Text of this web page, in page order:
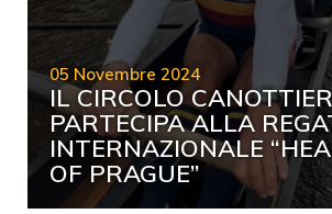
05 Novembre 2024
IL CIRCOLO
PARTECIPA ALLA
INTERNAZIONALE
OF PRAGUE”